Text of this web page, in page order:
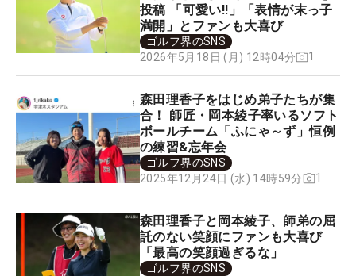
投稿 「可愛い!!」「表情が末っ子
満開」とファンも大喜び
ゴルフ界のSNS
2026年5月18日 (月) 12時04分
1
森田理香子をはじめ弟子たちが集
合！ 師匠・岡本綾子率いるソフト
ボールチーム「ふにゃ～ず」恒例
の練習&忘年会
ゴルフ界のSNS
2025年12月24日 (水) 14時59分
1
森田理香子と岡本綾子、師弟の屈
託のない笑顔にファンも大喜び
「最高の笑顔過ぎるな」
ゴルフ界のSNS